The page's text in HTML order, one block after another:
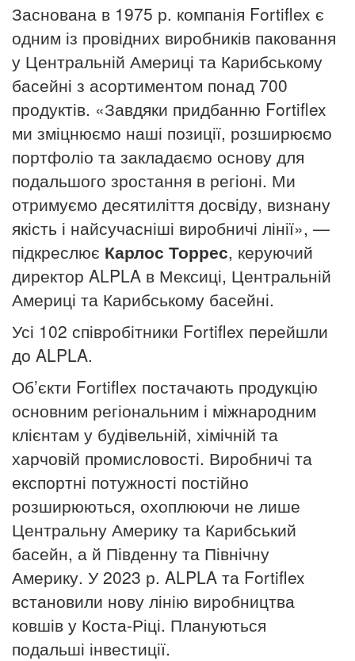
Заснована в 1975 р. компанія Fortiflex є
одним із провідних виробників паковання
у Центральній Америці та Карибському
басейні з асортиментом понад 700
продуктів. «Завдяки придбанню Fortiflex
ми зміцнюємо наші позиції, розширюємо
портфоліо та закладаємо основу для
подальшого зростання в регіоні. Ми
отримуємо десятиліття досвіду, визнану
якість і найсучасніші виробничі лінії», —
підкреслює Карлос Торрес, керуючий
директор ALPLA в Мексиці, Центральній
Америці та Карибському басейні.
Усі 102 співробітники Fortiflex перейшли
до ALPLA.
Об’єкти Fortiflex постачають продукцію
основним регіональним і міжнародним
клієнтам у будівельній, хімічній та
харчовій промисловості. Виробничі та
експортні потужності постійно
розширюються, охоплюючи не лише
Центральну Америку та Карибський
басейн, а й Південну та Північну
Америку. У 2023 р. ALPLA та Fortiflex
встановили нову лінію виробництва
ковшів у Коста-Ріці. Плануються
подальші інвестиції.